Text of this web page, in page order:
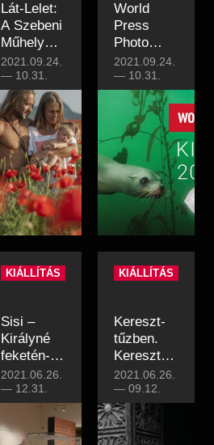
Lát-Lelet:
A Szebeni
Műhely
jubileumi
fotótárlata
2021.09.24.
— 10.31.
World
Press
Photo
kiállítás
2021
2021.09.24.
— 10.31.
KIÁLLÍTÁS
Sisi –
Királyné
feketén-
fehéren
2021.06.26.
— 12.31.
KIÁLLÍTÁS
Kereszt-
tűzben.
a
2021.06.26.
— 09.12.